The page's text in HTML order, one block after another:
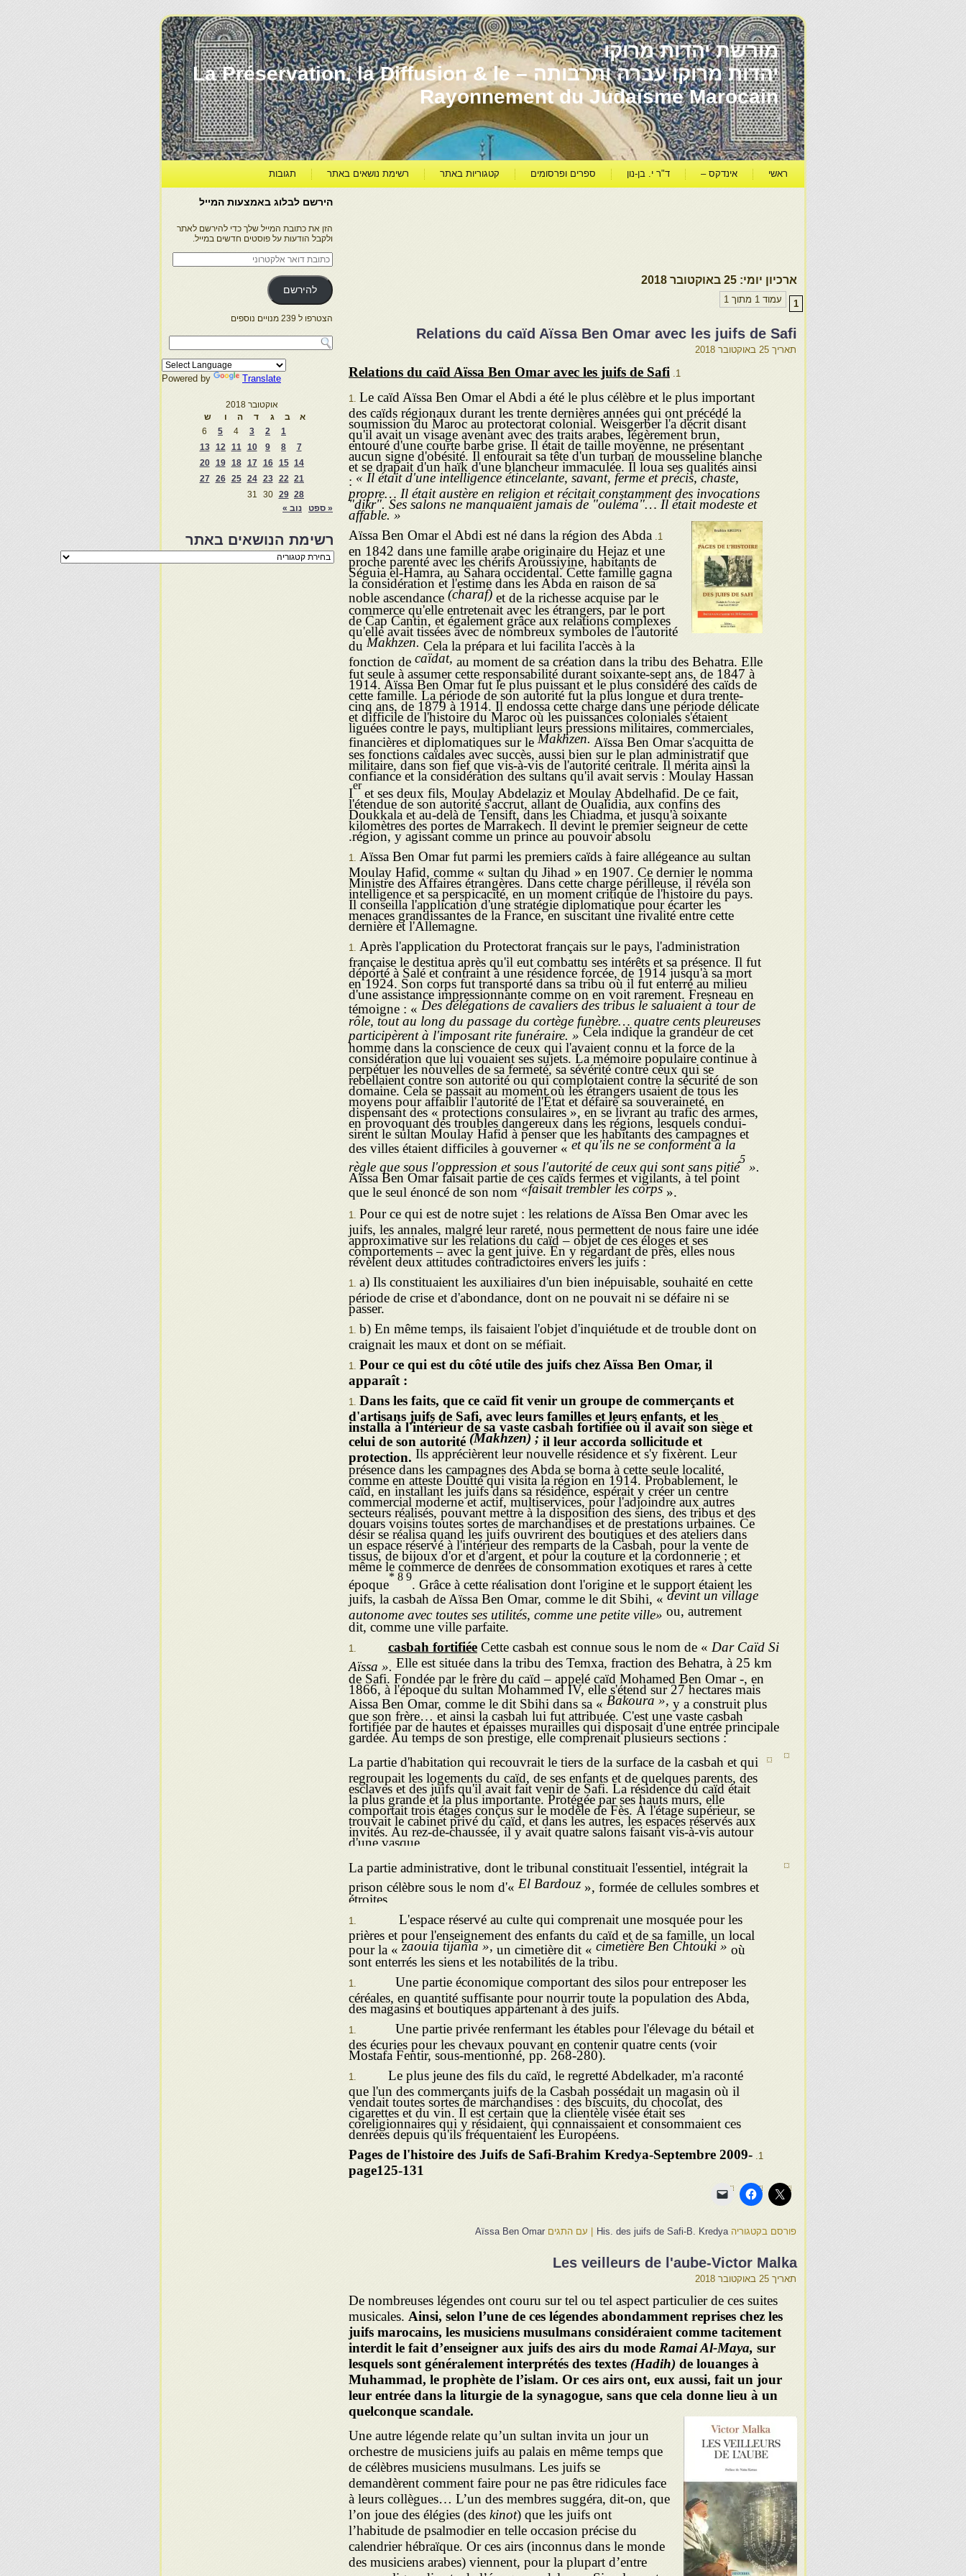
מורשת יהדות מרוקו
יהדות מרוקו עברה ותרבותה – La Préservation, la Diffusion & le
Rayonnement du Judaïsme Marocain
ראשי אינדקס – ד"ר י. בן-נון ספרים ופרסומים קטגוריות באתר רשימת נושאים באתר תגובות
ארכיון יומי: 25 באוקטובר 2018
עמוד 1 מתוך 1 1
Relations du caïd Aïssa Ben Omar avec les juifs de Safi
תאריך 25 באוקטובר 2018
Relations du caïd Aïssa Ben Omar avec les juifs de Safi
Le caïd Aïssa Ben Omar el Abdi a été le plus célèbre et le plus important
des caïds régionaux durant les trente dernières années qui ont précédé la
soumission du Maroc au protectorat colonial. Weisgerber l'a décrit disant
qu'il avait un visage avenant avec des traits arabes, légèrement brun,
entouré d'une courte barbe grise. Il était de taille moyenne, ne présentant
aucun signe d'obésité. Il entourait sa tête d'un turban de mousseline blanche
et se drapait d'un haïk d'une blancheur immaculée. Il loua ses qualités ainsi
: « Il était d'une intelligence étincelante, savant, ferme et précis, chaste,
propre… Il était austère en religion et récitait constam­ment des invocations
"dikr". Ses salons ne manquaient jamais de "ouléma"… Il était modeste et
affable. »
Aïssa Ben Omar el Abdi est né dans la région des Abda
en 1842 dans une famille arabe originaire du Hejaz et une
proche parenté avec les chérifs Aroussiyine, habitants de
Séguia el-Hamra, au Sahara occidental. Cette famille gagna
la considéra­tion et l'estime dans les Abda en raison de sa
noble ascendance (charaf) et de la richesse acquise par le
commerce qu'elle entretenait avec les étrangers, par le port
de Cap Cantin, et également grâce aux rela­tions complexes
qu'elle avait tissées avec de nombreux symboles de l'autorité
du Makhzen. Cela la prépara et lui facilita l'accès à la
fonction de caïdat, au moment de sa création dans la tribu des Behatra. Elle
fut seule à assumer cette responsabilité durant soixante-sept ans, de 1847 à
1914. Aïssa Ben Omar fut le plus puissant et le plus considéré des caïds de
cette famille. La période de son autorité fut la plus longue et dura trente-
cinq ans, de 1879 à 1914. Il endossa cette charge dans une période délicate
et difficile de l'histoire du Maroc où les puissances coloniales s'étaient
liguées contre le pays, multi­pliant leurs pressions militaires, commerciales,
financières et diplomatiques sur le Makhzen. Aïssa Ben Omar s'acquitta de
ses fonctions caïdales avec succès, aussi bien sur le plan administratif que
mili­taire, dans son fief que vis-à-vis de l'autorité centrale. Il mérita ainsi la
confiance et la considéra­tion des sultans qu'il avait servis : Moulay Hassan
Ier et ses deux fils, Moulay Abdelaziz et Moulay Abdelhafid. De ce fait,
l'étendue de son autorité s'accrut, allant de Oualidia, aux confins des
Doukkala et au-delà de Tensift, dans les Chiadma, et jusqu'à soixante
kilomètres des portes de Marrakech. Il devint le premier seigneur de cette
région, y agissant comme un prince au pouvoir absolu.
Aïssa Ben Omar fut parmi les premiers caïds à faire allégeance au sultan
Moulay Hafid, comme « sultan du Jihad » en 1907. Ce dernier le nomma
Ministre des Affaires étrangères. Dans cette charge périlleuse, il révéla son
intelligence et sa perspicacité, en un moment critique de l'histoire du pays.
Il conseilla l'application d'une stratégie diplomatique pour écarter les
menaces grandissantes de la France, en suscitant une rivalité entre cette
dernière et l'Allemagne.
Après l'application du Protectorat français sur le pays, l'administration
française le destitua après qu'il eut combattu ses intérêts et sa présence. Il fut
déporté à Salé et contraint à une résidence forcée, de 1914 jusqu'à sa mort
en 1924. Son corps fut transporté dans sa tribu où il fut enterré au milieu
d'une assistance impressionnante comme on en voit rarement. Fresneau en
témoigne : « Des délégations de cavaliers des tribus le saluaient à tour de
rôle, tout au long du passage du cortège funèbre… quatre cents pleureuses
participèrent à l'imposant rite funéraire. » Cela indique la grandeur de cet
homme dans la conscience de ceux qui l'avaient connu et la force de la
considération que lui vouaient ses sujets. La mémoire populaire continue à
perpétuer les nouvelles de sa fermeté, sa sévérité contre ceux qui se
rebellaient contre son autorité ou qui complotaient contre la sécurité de son
domaine. Cela se passait au moment où les étrangers usaient de tous les
moyens pour affaiblir l'autorité de l'État et défaire sa souve­raineté, en
dispensant des « protections consulaires », en se livrant au trafic des armes,
en provoquant des troubles dangereux dans les régions, lesquels condui­
sirent le sultan Moulay Hafid à penser que les habitants des campagnes et
des villes étaient difficiles à gouverner « et qu'ils ne se conforment à la
règle que sous l'oppression et sous l'autorité de ceux qui sont sans pitié5 ».
Aïssa Ben Omar faisait partie de ces caïds fermes et vigilants, à tel point
que le seul énoncé de son nom «faisait trembler les corps ».
Pour ce qui est de notre sujet : les relations de Aïssa Ben Omar avec les
juifs, les annales, malgré leur rareté, nous permettent de nous faire une idée
approximative sur les relations du caïd – objet de ces éloges et ses
comportements – avec la gent juive. En y regardant de près, elles nous
révèlent deux attitudes contradictoires envers les juifs :
a) Ils constituaient les auxiliaires d'un bien inépui­sable, souhaité en cette
période de crise et d'abondance, dont on ne pouvait ni se défaire ni se
passer.
b) En même temps, ils faisaient l'objet d'inquiétu­de et de trouble dont on
craignait les maux et dont on se méfiait.
Pour ce qui est du côté utile des juifs chez Aïssa Ben Omar, il
apparaît :
Dans les faits, que ce caïd fit venir un grou­pe de commerçants et
d'artisans juifs de Safi, avec leurs familles et leurs enfants, et les
installa à l'inté­rieur de sa vaste casbah fortifiée où il avait son siège et
celui de son autorité (Makhzen) ; il leur accorda sollicitude et
protection.
Ils apprécièrent leur nouvelle résidence et s'y fixèrent. Leur
présence dans les campagnes des Abda se borna à cette seule localité,
comme en atteste Doutté qui visita la région en 1914. Probablement, le
caïd, en installant les juifs dans sa résidence, espérait y créer un centre
commer­cial moderne et actif, multiservices, pour l'adjoindre aux autres
secteurs réalisés, pouvant mettre à la disposition des siens, des tribus et des
douars voisins toutes sortes de marchandises et de prestations urbaines. Ce
désir se réalisa quand les juifs ouvrirent des boutiques et des ateliers dans
un espace réservé à l'intérieur des remparts de la Casbah, pour la vente de
tissus, de bijoux d'or et d'argent, et pour la coutu­re et la cordonnerie ; et
même le commerce de denrées de consommation exotiques et rares à cette
époque* 8 9 . Grâce à cette réalisation dont l'origine et le support étaient les
juifs, la casbah de Aïssa Ben Omar, comme le dit Sbihi, « devint un village
autonome avec toutes ses utilités, comme une petite ville» ou, autrement
dit, comme une ville parfaite.
casbah fortifiée Cette casbah est connue sous le nom de « Dar Caïd Si
Aïssa ». Elle est située dans la tribu des Temxa, fraction des Behatra, à 25 km
de Safi. Fondée par le frère du caïd – appelé caïd Mohamed Ben Omar -, en
1866, à l'époque du sultan Mohammed IV, elle s'étend sur 27 hectares mais
Aissa Ben Omar, comme le dit Sbihi dans sa « Bakoura », y a construit plus
que son frère… et ainsi la casbah lui fut attribuée. C'est une vaste casbah
fortifiée par de hautes et épaisses murailles qui disposait d'une entrée principale
gardée. Au temps de son prestige, elle comprenait plusieurs sections :
La partie d'habitation qui recouvrait le tiers de la surface de la casbah et qui
regroupait les logements du caïd, de ses enfants et de quelques parents, des
esclaves et des juifs qu'il avait fait venir de Safi. La résidence du caïd était
la plus grande et la plus importante. Protégée par ses hauts murs, elle
comportait trois étages conçus sur le modèle de Fès. À l'étage supérieur, se
trou­vait le cabinet privé du caïd, et dans les autres, les espaces réservés aux
invités. Au rez-de-chaussée, il y avait quatre salons faisant vis-à-vis autour
d'une vasque.
La partie administrative, dont le tribunal constituait l'essen­tiel, intégrait la
prison célèbre sous le nom d'« El Bardouz », formée de cellules sombres et
étroites.
L'espace réservé au culte qui comprenait une mosquée pour les
prières et pour l'enseignement des enfants du caïd et de sa famille, un local
pour la « zaouia tijania », un cimetière dit « cimetière Ben Chtouki » où
sont enterrés les siens et les notabili­tés de la tribu.
Une partie économique comportant des silos pour entrepo­ser les
céréales, en quantité suffisante pour nourrir toute la population des Abda,
des magasins et boutiques appartenant à des juifs.
Une partie privée renfermant les étables pour l'élevage du bétail et
des écuries pour les chevaux pouvant en contenir quatre cents (voir
Mostafa Fentir, sous-mentionné, pp. 268-280).
Le plus jeune des fils du caïd, le regretté Abdelkader, m'a raconté
que l'un des commerçants juifs de la Casbah possédait un magasin où il
vendait toutes sortes de marchandises : des biscuits, du chocolat, des
cigarettes et du vin. Il est certain que la clientèle visée était ses
coreligionnaires qui y résidaient, qui connaissaient et consommaient ces
denrées depuis qu'ils fréquentaient les Européens.
Pages de l'histoire des Juifs de Safi-Brahim Kredya-Septembre 2009-
page125-131
פורסם בקטגוריה His. des juifs de Safi-B. Kredya
| עם התגים Aïssa Ben Omar
Les veilleurs de l'aube-Victor Malka
תאריך 25 באוקטובר 2018
De nombreuses légendes ont couru sur tel ou tel aspect particulier de ces suites
musicales. Ainsi, selon l’une de ces légendes abondamment reprises chez les
juifs maro­cains, les musiciens musulmans considéraient comme tacitement
interdit le fait d’enseigner aux juifs des airs du mode Ramai Al-Maya, sur
lesquels sont généralement interprétés des textes (Hadih) de louanges à
Muhammad, le prophète de l’islam. Or ces airs ont, eux aussi, fait un jour
leur entrée dans la liturgie de la synagogue, sans que cela donne lieu à un
quelconque scandale.
Une autre légende relate qu’un sultan invita un jour un
orchestre de musiciens juifs au palais en même temps que
de célèbres musiciens musulmans. Les juifs se
demandèrent comment faire pour ne pas être ridicules face
à leurs collègues… L’un des membres suggéra, dit-on, que
l’on joue des élégies (des kinot) que les juifs ont
l’habitude de psalmodier en telle occasion précise du
calendrier hébraïque. Or ces airs (inconnus dans le monde
des musi­ciens arabes) viennent, pour la plupart d’entre
הירשם לבלוג באמצעות המייל
הזן את כתובת המייל שלך כדי להירשם לאתר
ולקבל הודעות על פוסטים חדשים במייל.
כתובת
דואר
אלקטרוני
להירשם
הצטרפו ל 239 מנויים נוספים
Powered by Translate
אוקטובר 2018
א
ב ג ד ה ו
ש
1
2
3
4
5
6
7
8
9
10
11
12
13
14
15
16
17
18
19
20
21
22
23
24
25
26
27
28
29
30
31
« ספט
נוב »
רשימת הנושאים באתר
רשימת
הנושאים